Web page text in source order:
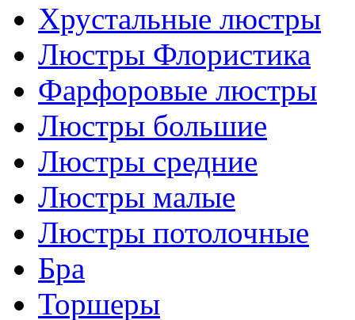
Хрустальные люстры
Люстры Флористика
Фарфоровые люстры
Люстры большие
Люстры средние
Люстры малые
Люстры потолочные
Бра
Торшеры